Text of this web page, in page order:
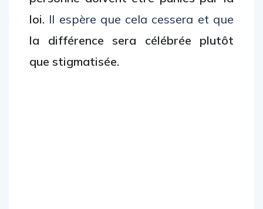
loi. Il espère que cela cessera et que
la différence sera célébrée plutôt
que stigmatisée.